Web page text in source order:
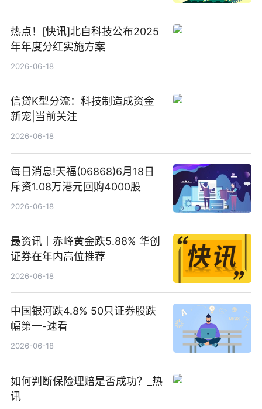
热点！[快讯]北自科技公布2025
年年度分红实施方案
2026-06-18
信贷K型分流：科技制造成资金
新宠|当前关注
2026-06-18
每日消息!天福(06868)6月18日
斥资1.08万港元回购4000股
2026-06-18
最资讯丨赤峰黄金跌5.88% 华创
证券在年内高位推荐
2026-06-18
中国银河跌4.8% 50只证券股跌
幅第一-速看
2026-06-18
如何判断保险理赔是否成功？_热
讯